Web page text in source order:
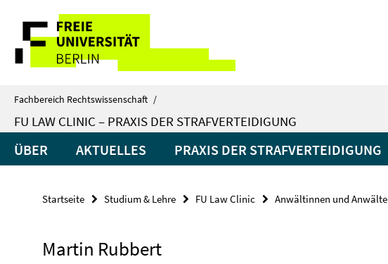
direkt
Inhalt
Service-
Navigation
Fachbereich Rechtswissenschaft /
FU LAW CLINIC – PRAXIS DER STRAFVERTEIDIGUNG
ÜBER AKTUELLES PRAXIS DER STRAFVERTEIDIGUNG
Startseite Studium & Lehre FU Law Clinic Anwältinnen und Anwälte
Martin Rubbert